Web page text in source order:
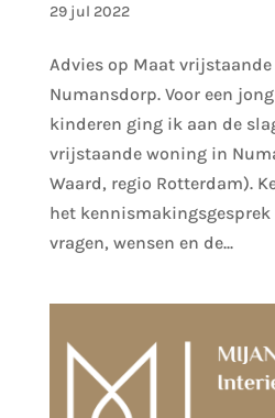
29 jul 2022
Advies op Maat
Numansdorp. Voor een
kinderen ging ik aan de
vrijstaande woning in
Waard, regio Rotterdam).
het
vragen, wensen en de...